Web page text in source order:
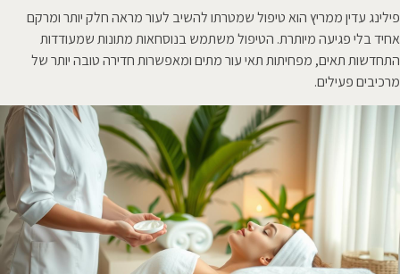
פילינג עדין ממריץ הוא טיפול שמטרתו להשיב לעור מראה חלק יותר ומרקם
אחיד בלי פגיעה מיותרת. הטיפול משתמש בנוסחאות מתונות שמעודדות
התחדשות תאים, מפחיתות תאי עור מתים ומאפשרות חדירה טובה יותר של
מרכיבים פעילים.